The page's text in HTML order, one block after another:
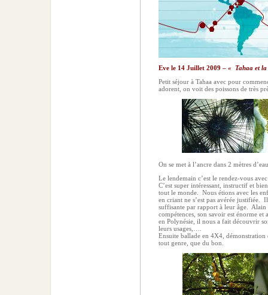
Eve le 14 Juillet 2009 – « Tahaa et
Petit séjour à Tahaa avec pour
adorent, on voit des poissons de très
On se met à l’ancre dans 2 mètres
Le lendemain c’est le rendez-vous
C’est super intéressant, instructif et
tout le monde.
Nous étions avec les
en criant ne s’est pas avérée justifiée.
suffisante par rapport à leur âge.
Alain
compétences, son savoir est énorme
en Polynésie, il nous a fait découvrir
leurs usages,….
Ensuite ballade en 4X4,
tout genre, que du bon.